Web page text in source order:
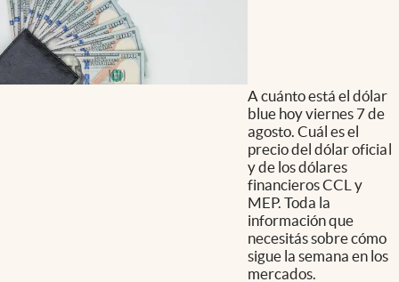
A cuánto está el dólar
blue hoy viernes 7 de
agosto. Cuál es el
precio del dólar oficial
y de los dólares
financieros CCL y
MEP. Toda la
información que
necesitás sobre cómo
sigue la semana en los
mercados.